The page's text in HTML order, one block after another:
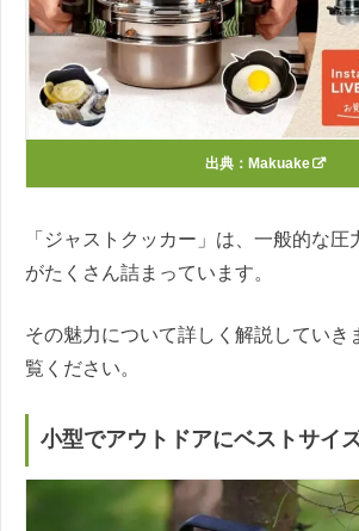
出典： Makuake
「ジャストクッカー」は、一般的な圧
がたくさん詰まっています。
その魅力について詳しく解説していき
覧ください。
小型でアウトドアにベストサイ